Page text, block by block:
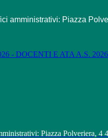
amministrativi: Piazza
- DOCENTI E ATA A.S.
Piazza Polveriera, 4